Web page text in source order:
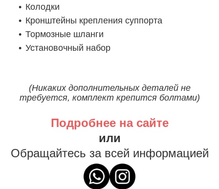
Колодки
Кронштейны крепления суппорта
Тормозные шланги
Установочный набор
(Никаких дополнительных деталей не
требуется, комплект крепится болтами)
Подробнее на сайте
или
Обращайтесь за всей информацией